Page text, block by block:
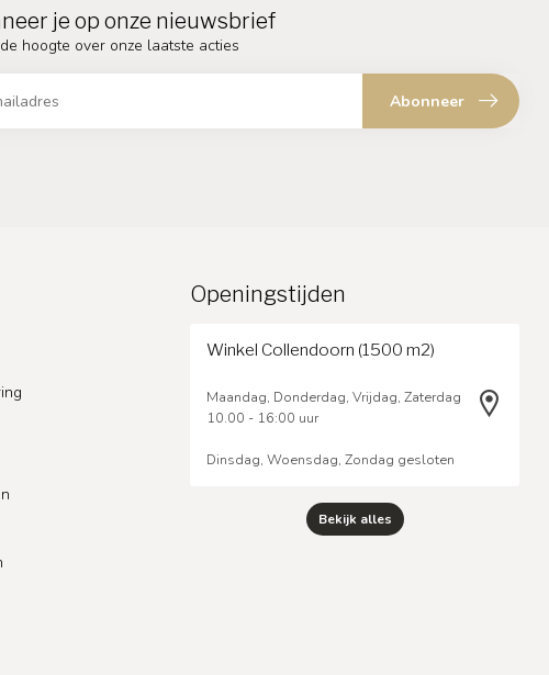
je op onze nieuwsbrief
hoogte over onze laatste acties
Abonneer
Openingstijden
Winkel Collendoorn (1500 m2)
Maandag, Donderdag, Vrijdag, Zaterdag
10.00 - 16:00 uur
Dinsdag, Woensdag, Zondag gesloten
Bekijk alles